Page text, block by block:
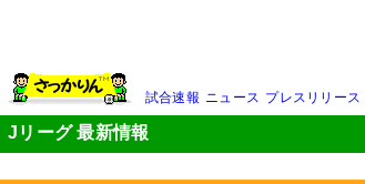
試合速報 ニュース プレスリリース
Jリーグ 最新情報